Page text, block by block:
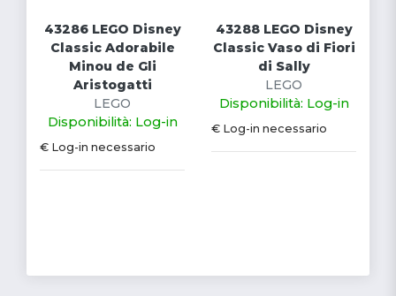
43286 LEGO Disney
Classic Adorabile
Minou de Gli
Aristogatti
LEGO
Disponibilità: Log-in
€ Log-in necessario
43288 LEGO Disney
Classic Vaso di Fiori
di Sally
LEGO
Disponibilità: Log-in
€ Log-in necessario